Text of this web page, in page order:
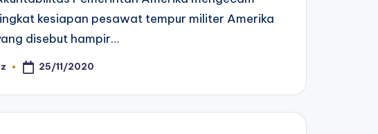
kesiapan pesawat tempur militer Amerika
disebut hampir…
25/11/2020